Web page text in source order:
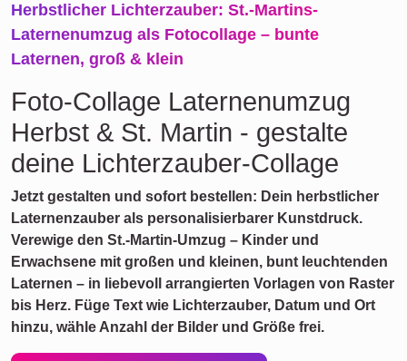
Herbstlicher Lichterzauber: St.-Martins-
Laternenumzug als Fotocollage – bunte
Laternen, groß & klein
Foto-Collage Laternenumzug
Herbst & St. Martin - gestalte
deine Lichterzauber-Collage
Jetzt gestalten und sofort bestellen: Dein herbstlicher
Laternenzauber als personalisierbarer Kunstdruck.
Verewige den St.-Martin-Umzug – Kinder und
Erwachsene mit großen und kleinen, bunt leuchtenden
Laternen – in liebevoll arrangierten Vorlagen von Raster
bis Herz. Füge Text wie Lichterzauber, Datum und Ort
hinzu, wähle Anzahl der Bilder und Größe frei.